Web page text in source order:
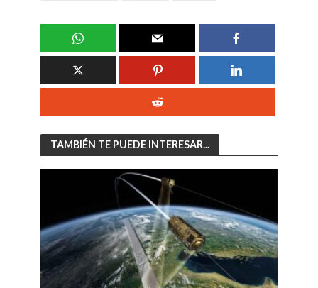
TAMBIÉN TE PUEDE INTERESAR...